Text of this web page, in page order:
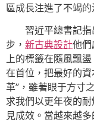
區成長注進了不竭的
習近平總書記
步， 新古典設計他們
上的標籤在隨風飄
在首位，把最好的
革”，雖著眼于方寸
求我們以更年夜的
見成效。當越來越多